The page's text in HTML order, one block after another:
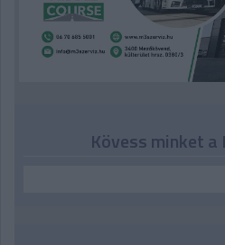
Kövess minket a